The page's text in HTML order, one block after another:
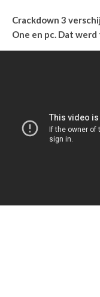
Crackdown 3
One en pc. Dat